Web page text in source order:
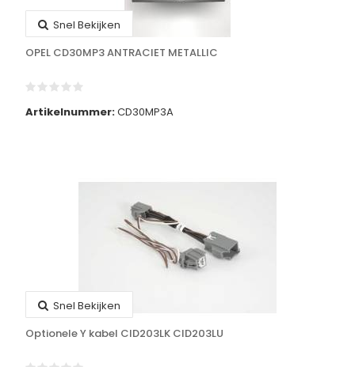
Snel Bekijken
OPEL CD30MP3 ANTRACIET METALLIC
Artikelnummer:CD30MP3A
Snel Bekijken
Optionele Y kabel CID203LK CID203LU